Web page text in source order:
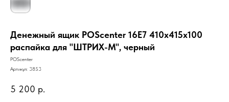
Денежный ящик POScenter 16E7 410x415x100
распайка для "ШТРИХ-М", черный
POScenter
Артикул: 3853
5 200 р.